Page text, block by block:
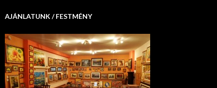
AJÁNLATUNK / FESTMÉNY